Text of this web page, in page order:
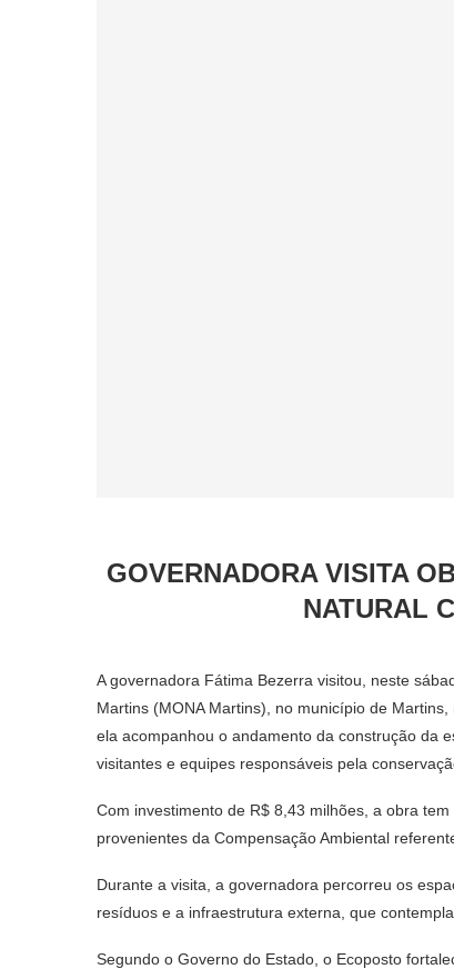
GOVERNADORA VISITA
NATURAL
A governadora Fátima Bezerra visitou, neste
Martins (MONA Martins), no município de
ela acompanhou o andamento da construção da
visitantes e equipes responsáveis pela
Com investimento de R$ 8,43 milhões, a obra
provenientes da Compensação Ambiental
Durante a visita, a governadora percorreu os
resíduos e a infraestrutura externa, que
Segundo o Governo do Estado, o Ecoposto